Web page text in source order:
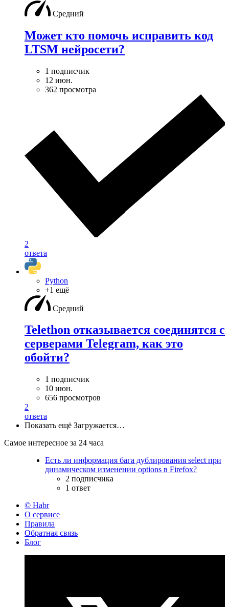
Средний
Может кто помочь исправить код
LTSM нейросети?
1 подписчик
12 июн.
362 просмотра
2
ответа
Python
+1 ещё
Средний
Telethon отказывается соединятся с
серверами Telegram, как это
обойти?
1 подписчик
10 июн.
656 просмотров
2
ответа
Показать ещё Загружается…
Самое интересное за 24 часа
Есть ли информация бага дублирования select при
динамическом изменении options в Firefox?
2 подписчика
1 ответ
© Habr
О сервисе
Правила
Обратная связь
Блог